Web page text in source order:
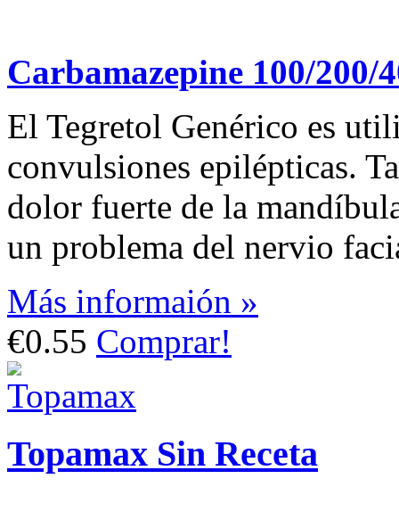
Carbamazepine 100/200/
El Tegretol Genérico es
convulsiones epilépticas.
dolor fuerte de la
un problema del nervio
Más informaión »
€0.55 Comprar!
Topamax Sin Receta